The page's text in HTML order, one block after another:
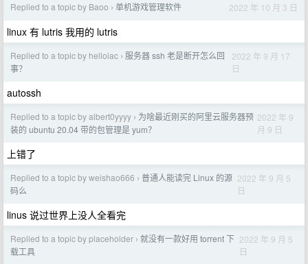
Replied to a topic by Baoo › 单机游戏管理软件 2022 年 10 月 3 日
linux 有 lutris 我用的 lutris
Replied to a topic by helloiac › 服务器 ssh 老是断开怎么回
事？
2022 年 9 月 17
日
autossh
Replied to a topic by albert0yyyy › 为啥最近刚买的阿里云服务器预
装的 ubuntu 20.04 带的包管理是 yum？
2022 年 9
月 9 日
上错了
Replied to a topic by weishao666 › 普通人能读完 Linux 的源
码么
2022 年 9 月 5
日
linus 说过世界上没人全看完
Replied to a topic by placeholder › 就没有一款好用 torrent 下
载工具
2022 年 9 月 5
日